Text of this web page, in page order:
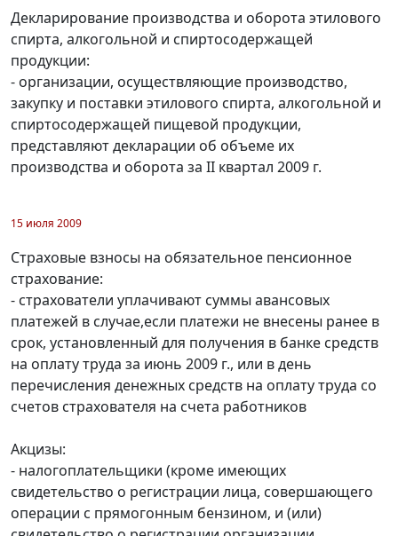
Декларирование производства и оборота этилового
спирта, алкогольной и спиртосодержащей
продукции:
- организации, осуществляющие производство,
закупку и поставки этилового спирта, алкогольной и
спиртосодержащей пищевой продукции,
представляют декларации об объеме их
производства и оборота за II квартал 2009 г.
15 июля 2009
Страховые взносы на обязательное пенсионное
страхование:
- страхователи уплачивают суммы авансовых
платежей в случае,если платежи не внесены ранее в
срок, установленный для получения в банке средств
на оплату труда за июнь 2009 г., или в день
перечисления денежных средств на оплату труда со
счетов страхователя на счета работников
Акцизы:
- налогоплательщики (кроме имеющих
свидетельство о регистрации лица, совершающего
операции с прямогонным бензином, и (или)